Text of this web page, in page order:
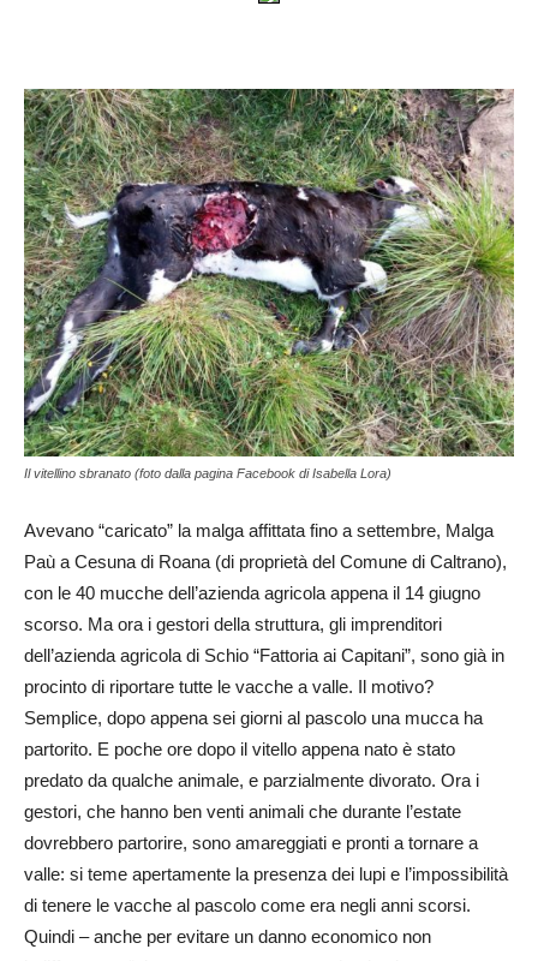
Il vitellino sbranato (foto dalla pagina Facebook di Isabella Lora)
Avevano “caricato” la malga affittata fino a settembre, Malga
Paù a Cesuna di Roana (di proprietà del Comune di Caltrano),
con le 40 mucche dell’azienda agricola appena il 14 giugno
scorso. Ma ora i gestori della struttura, gli imprenditori
dell’azienda agricola di Schio “Fattoria ai Capitani”, sono già in
procinto di riportare tutte le vacche a valle. Il motivo?
Semplice, dopo appena sei giorni al pascolo una mucca ha
partorito. E poche ore dopo il vitello appena nato è stato
predato da qualche animale, e parzialmente divorato. Ora i
gestori, che hanno ben venti animali che durante l’estate
dovrebbero partorire, sono amareggiati e pronti a tornare a
valle: si teme apertamente la presenza dei lupi e l’impossibilità
di tenere le vacche al pascolo come era negli anni scorsi.
Quindi – anche per evitare un danno economico non